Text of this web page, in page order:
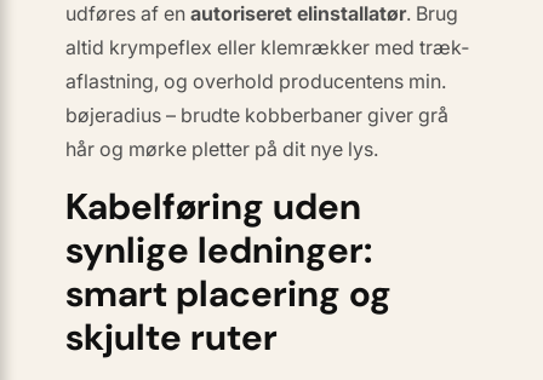
udføres af enautoriseret elinstallatør. Brug
altid krympeflex eller klemrækker med træk­
aflastning, og overhold producentens min.
bøjeradius – brudte kobberbaner giver grå
hår og mørke pletter på dit nye lys.
Kabelføring uden
synlige ledninger:
smart placering og
skjulte ruter